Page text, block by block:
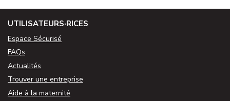
UTILISATEURS·RICES
Espace Sécurisé
FAQs
Actualités
Trouver une entreprise
Aide à la maternité